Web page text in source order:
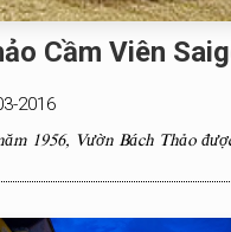
Cầm Viên
2016
1956, Vườn Bách Thảo